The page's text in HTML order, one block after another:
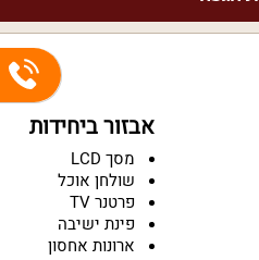
אבזור ביחידות
מסך LCD
שולחן אוכל
פרטנר TV
פינת ישיבה
ארונות אחסון